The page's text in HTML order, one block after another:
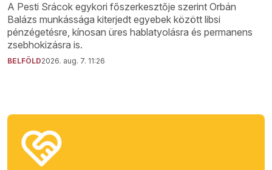
A Pesti Srácok egykori főszerkesztője szerint Orbán
Balázs munkássága kiterjedt egyebek között libsi
pénzégetésre, kínosan üres hablatyolásra és permanens
zsebhokizásra is.
BELFÖLD2026. aug. 7. 11:26